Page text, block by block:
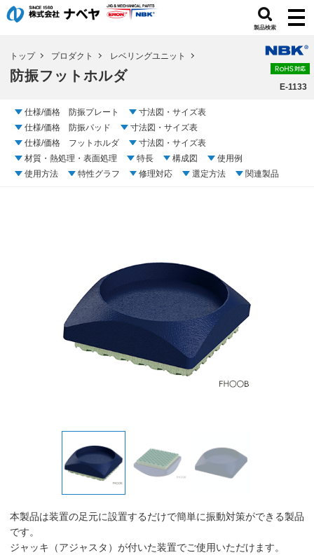
製品検索
トップ プロダクト レベリングユニット
防振フットホルダ
E-1133
仕様/価格 防振プレート
寸法図・サイズ表
仕様/価格 防振パッド
寸法図・サイズ表
仕様/価格 フットホルダ
寸法図・サイズ表
材質・熱処理・表面処理
特長 構成図
使用例
使用方法
特性グラフ 修理対応 選定方法 関連製品
本製品は装置の足元に設置するだけで簡単に振動対策ができる製品
です。
ジャッキ（アジャスタ）が付いた装置でご使用いただけます。